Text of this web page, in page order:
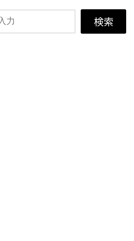
検索